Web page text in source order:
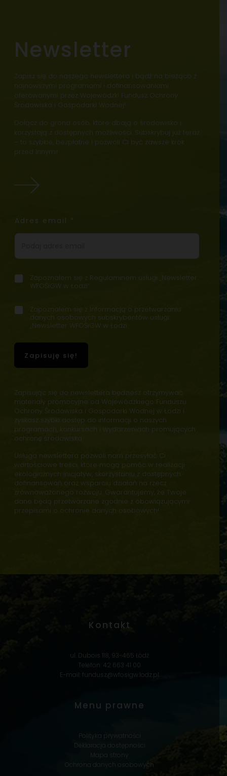
Newsletter
Zapisz się do naszego newslettera i bądź na bieżąco z
najnowszymi programami i dofinansowaniami
oferowanymi przez Wojewódzki Fundusz Ochrony
Środowiska i Gospodarki Wodnej!
Dołącz do grona osób, które dbają o środowisko i
korzystają z dostępnych możliwości. Subskrybuj już teraz
– to szybkie, bezpłatne i pozwoli Ci być zawsze krok
przed innymi!
Adres email *
d
y
e
u
m
i
n
*
Zapoznałem się z Regulaminem usługi „Newsletter
WFOŚiGW w Łodzi”
R
u
m
n
A
d
r
e
s
P
e
a
z
a
n
i
e
A
r
e
s
P
e
t
w
a
r
a
n
i
e
i
n
f
Zapoznałem się z Informacją o przetwarzaniu
danych osobowych subskrybentów usługi
„Newsletter WFOŚiGW w Łodzi
Zapisuję się!
Zapisując się do newslettera będziesz otrzymywać
materiały promocyjne od Wojewódzkiego Funduszu
Ochrony Środowiska i Gospodarki Wodnej w Łodzi i
zyskasz szybki dostęp do informacji o naszych
programach, konkursach i wydarzeniach promujących
ochronę środowiska.
Usługa newslettera pozwoli nam przesyłać Ci
wartościowe treści, które mogą pomóc w realizacji
ekologicznych inicjatyw, skorzystaniu z dostępnych
dofinansowań oraz wsparciu działań na rzecz
zrównoważonego rozwoju. Gwarantujemy, że Twoje
dane będą przetwarzane zgodnie z obowiązującymi
przepisami o ochronie danych osobowych!
Kontakt
ul. Dubois 118, 93-465 Łódź
Telefon: 42 663 41 00
E-mail: fundusz@wfosigw.lodz.pl
Menu prawne
Polityka prywatności
Deklaracja dostępności
Mapa strony
Ochrona danych osobowych